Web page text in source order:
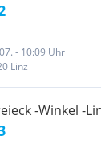
- 10:09 Uhr
Linz
-Winkel -